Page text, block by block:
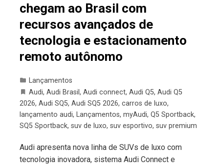
chegam ao Brasil com
recursos avançados de
tecnologia e estacionamento
remoto autônomo
Lançamentos
Audi, Audi Brasil , Audi connect, Audi Q5, Audi Q5
2026, Audi SQ5, Audi SQ5 2026, carros de luxo,
lançamento audi, Lançamentos, myAudi, Q5 Sportback,
SQ5 Sportback, suv de luxo, suv esportivo, suv premium
Audi apresenta nova linha de SUVs de luxo com
tecnologia inovadora, sistema Audi Connect e